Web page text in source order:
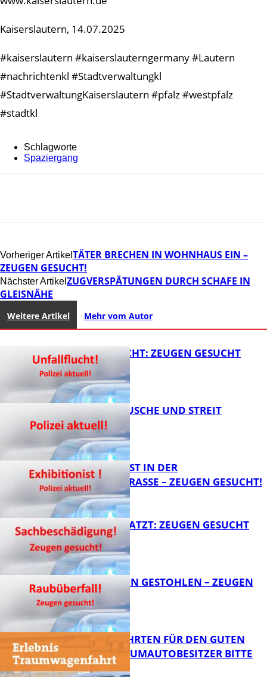
Kaiserslautern, 14.07.2025
#kaiserslautern #kaiserslauterngermany #Lautern
#nachrichtenkl #Stadtverwaltungkl
#StadtverwaltungKaiserslautern #pfalz #westpfalz
#stadtkl
Schlagworte
Spaziergang
Vorheriger Artikel TÄTER BRECHEN IN WOHNHAUS EIN –
ZEUGEN GESUCHT!
Nächster Artikel ZUGVERSPÄTUNGEN DURCH SCHAFE IN
GLEISNÄHE
Weitere Artikel Mehr vom Autor
UNFALLFLUCHT: ZEUGEN GESUCHT
KNALLGERÄUSCHE UND STREIT
EXHIBITIONIST IN DER
VELMANNSTRASSE – ZEUGEN GESUCHT!
AUTO ZERKRATZT: ZEUGEN GESUCHT
FB News
TEURE KETTEN GESTOHLEN – ZEUGEN
GESUCHT!
SPENDENFAHRTEN FÜR DEN GUTEN
ZWECK – TRAUMAUTOBESITZER BITTE
MELDEN!